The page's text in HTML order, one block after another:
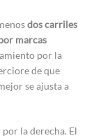
dos carriles
marcas
por la
de que
se ajusta a
la derecha. El